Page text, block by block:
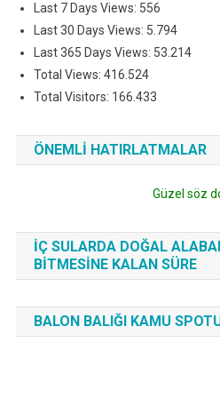
Last 7 Days Views: 556
Last 30 Days Views: 5.794
Last 365 Days Views: 53.214
Total Views: 416.524
Total Visitors: 166.433
ÖNEMLI HATIRLATMALAR
Güzel söz
İÇ SULARDA DOĞAL
BITMESINE KALAN SÜRE
BALON BALIĞI KAMU